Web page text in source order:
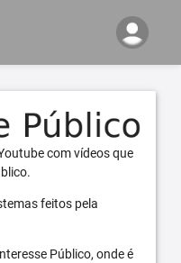
com vídeos que
feitos pela
Público, onde é